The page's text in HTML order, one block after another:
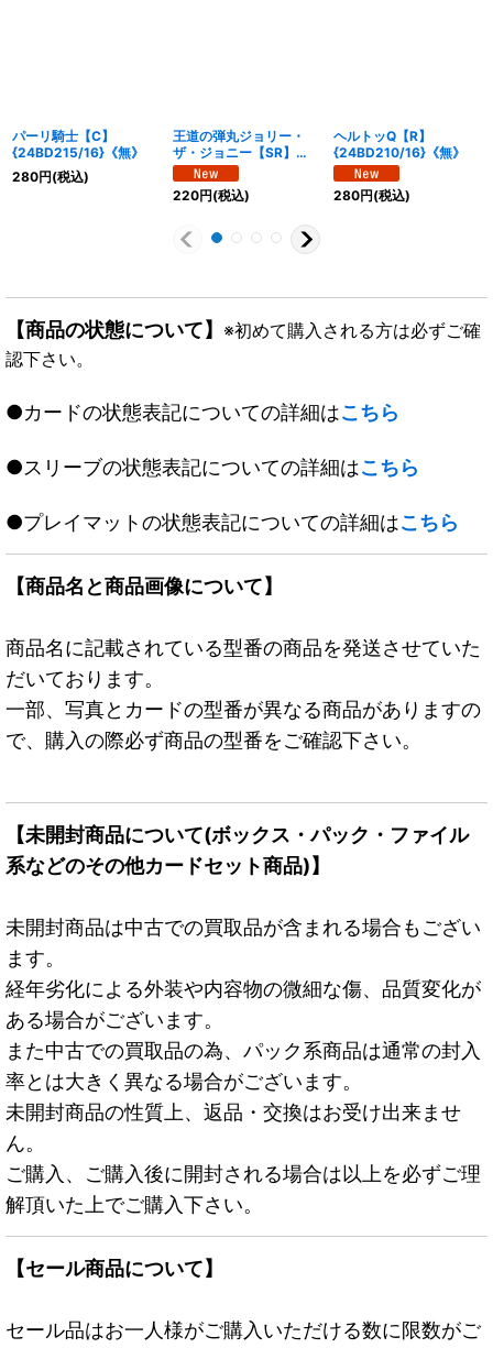
パーリ騎士【C】
{24BD215/16}《無》
280円(税込)
王道の弾丸ジョリー・
ザ・ジョニー【SR】
{24BD21/16}《無》
220円(税込)
ヘルトッQ【R】
{24BD210/16}《無》
280円(税込)
【商品の状態について】 ※初めて購入される方は必ずご確
認下さい。
●カードの状態表記についての詳細はこちら
●スリーブの状態表記についての詳細はこちら
●プレイマットの状態表記についての詳細はこちら
【商品名と商品画像について】
商品名に記載されている型番の商品を発送させていた
だいております。
一部、写真とカードの型番が異なる商品がありますの
で、購入の際必ず商品の型番をご確認下さい。
【未開封商品について(ボックス・パック・ファイル
系などのその他カードセット商品)】
未開封商品は中古での買取品が含まれる場合もござい
ます。
経年劣化による外装や内容物の微細な傷、品質変化が
ある場合がございます。
また中古での買取品の為、パック系商品は通常の封入
率とは大きく異なる場合がございます。
未開封商品の性質上、返品・交換はお受け出来ませ
ん。
ご購入、ご購入後に開封される場合は以上を必ずご理
解頂いた上でご購入下さい。
【セール商品について】
セール品はお一人様がご購入いただける数に限数がご